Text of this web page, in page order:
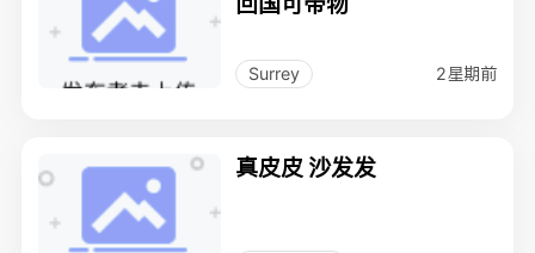
Surrey 2星期前
真皮皮 沙发发